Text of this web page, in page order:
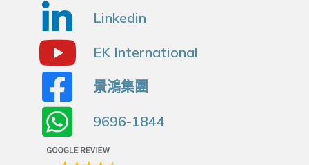
Linkedin
EK International
景鴻集團
9696-1844